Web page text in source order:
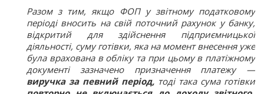
Разом з тим, якщо ФОП у звітному податковому
періоді вносить на свій поточний рахунок у банку,
відкритий для здійснення підприємницької
діяльності, суму готівки, яка на момент внесення уже
була врахована в обліку та при цьому в платіжному
документі зазначено призначення платежу —
виручка за певний період, тоді така сума готівки